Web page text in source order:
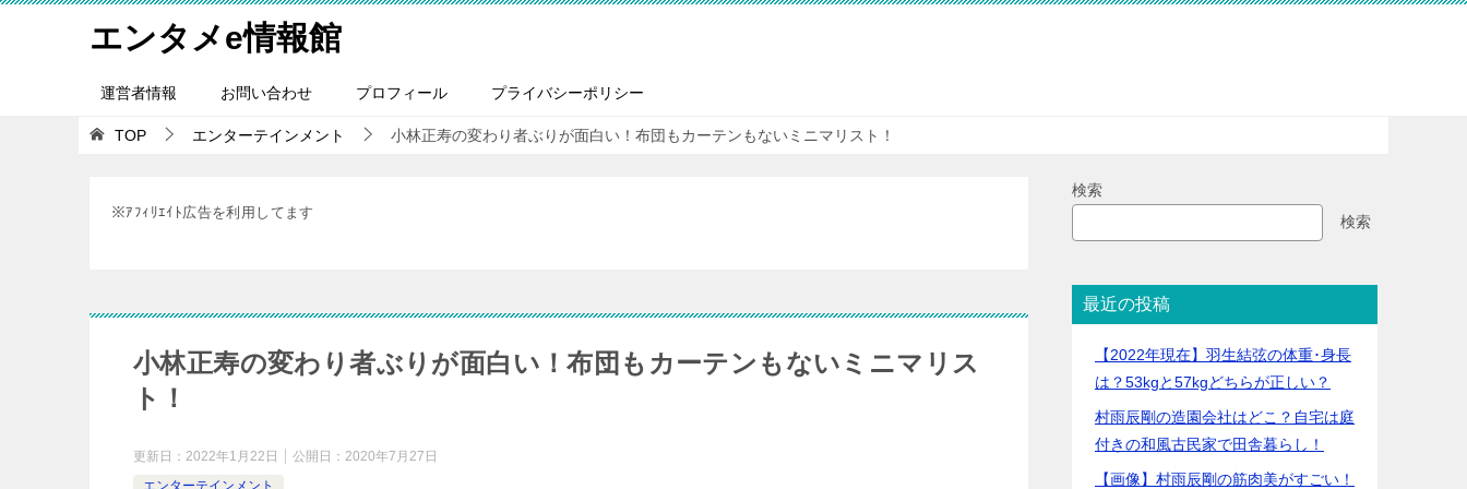
エンタメe情報館
運営者情報 お問い合わせ プロフィール プライバシーポリシー
TOP エンターテインメント 小林正寿の変わり者ぶりが面白い！布団もカーテンもないミニマリスト！
※ｱﾌｨﾘｴｲﾄ広告を利用してます
小林正寿の変わり者ぶりが面白い！布団もカーテンもないミニマリス
ト！
更新日： 2022年1月22日 公開日： 2020年7月27日
エンターテインメント
検索
検索
最近の投稿
【2022年現在】羽生結弦の体重･身長
は？53kgと57kgどちらが正しい？
村雨辰剛の造園会社はどこ？自宅は庭
付きの和風古民家で田舎暮らし！
【画像】村雨辰剛の筋肉美がすごい！